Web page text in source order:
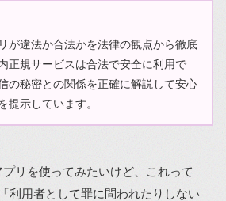
が違法か合法かを法律の観点から徹底
正規サービスは合法で安全に利用で
の秘密との関係を正確に解説して安心
提示しています。
プリを使ってみたいけど、これって
利用者として罪に問われたりしない